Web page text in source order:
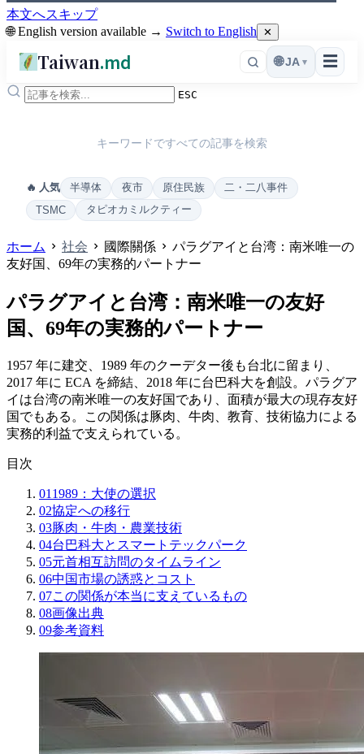
本文へスキップ
🌐 English version available → Switch to English ✕
Taiwan.md ☰
🌐 JA ▾
ESC
キーワードですべての記事を検索
🔥 人気 半導体 夜市 原住民族
二・二八事件
TSMC
タピオカミルクティー
ホーム 社会 國際關係
パラグアイと台湾：南米唯一の
友好国、69年の実務的パートナー
パラグアイと台湾：南米唯一の友好
国、69年の実務的パートナー
1957 年に建交、1989 年のクーデター後も台北に留まり、
2017 年に ECA を締結、2018 年に台巴科大を創設。パラグア
イは台湾の南米唯一の友好国であり、面積が最大の現存友好
国でもある。この関係は豚肉、牛肉、教育、技術協力による
実務的利益で支えられている。
目次
01 1989：大使の選択
02協定への移行
03豚肉・牛肉・農業技術
04台巴科大とスマートテックパーク
05元首相互訪問のタイムライン
06中国市場の誘惑とコスト
07この関係が本当に支えているもの
08画像出典
09参考資料